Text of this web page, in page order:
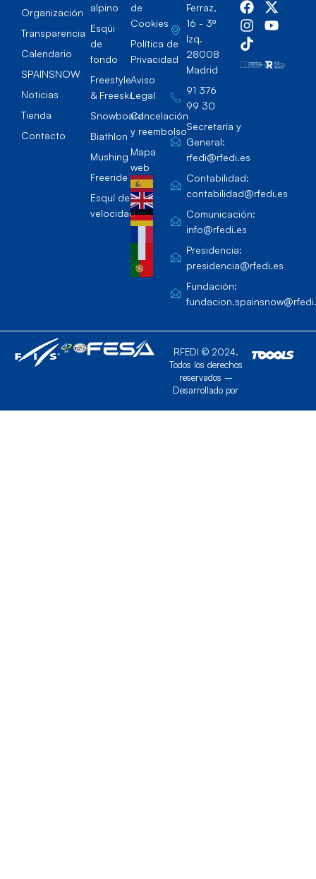
Organización
Transparencia
Calendario
SPAINSNOW
Noticias
Tienda
Contacto
alpino
Esqúi
de
fondo
Freestyle
& Freeski
Snowboard
Biathlon
Mushing
Freeride
Esquí de
velocidad
de
Cookies
Política de
Privacidad
Aviso
Legal
Cancelación
y reembolso
Mapa
web
Ferraz,
16 - 3º
Izq.
28008
Madrid
91 376
99 30
Secretaría y
General:
rfedi@rfedi.es
Contabilidad:
contabilidad@rfedi.es
Comunicación:
info@rfedi.es
Presidencia:
presidencia@rfedi.es
Fundación:
RFEDI © 2024.
Todos los derechos
reservados –
Desarrollado por